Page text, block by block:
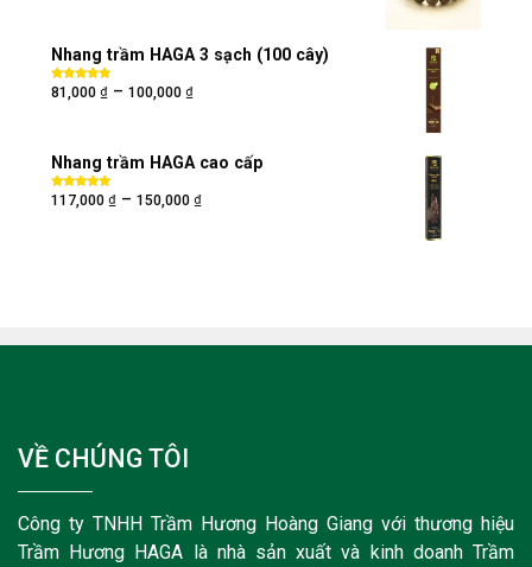
Nhang trầm HAGA 3 sạch (100 cây)
Được xếp
hạng 5.005
81,000 ₫ – 100,000 ₫
Nhang trầm HAGA cao cấp
Được xếp
hạng5.005
117,000 ₫ – 150,000 ₫
VỀ CHÚNG TÔI
Công ty TNHH Trầm Hương Hoàng Giang với thương hiệu
Trầm Hương HAGA là nhà sản xuất và kinh doanh Trầm